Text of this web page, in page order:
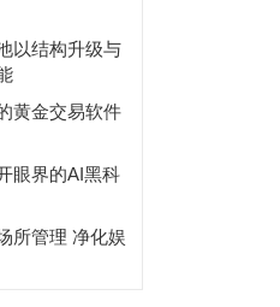
以结构升级与
黄金交易软件
眼界的AI黑科
所管理 净化娱